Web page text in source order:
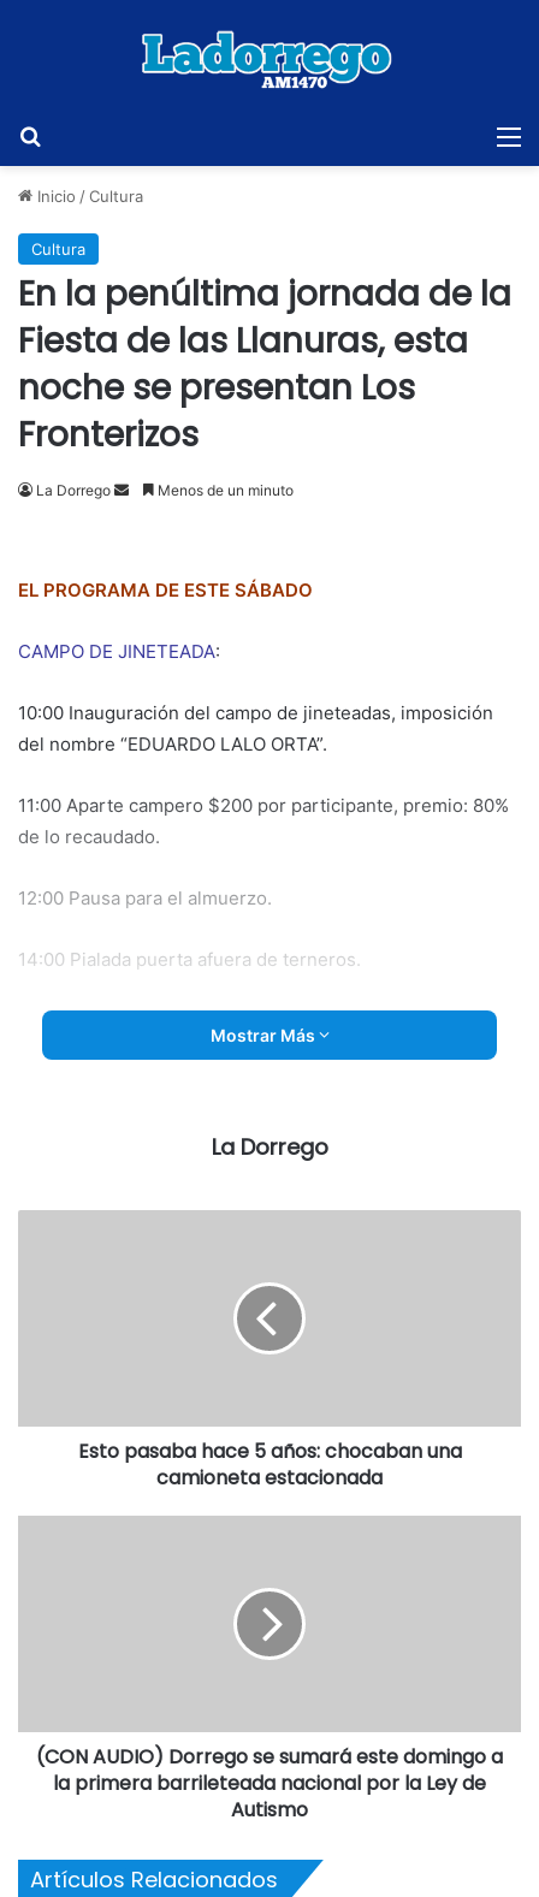
Inicio /Cultura
Cultura
En la penúltima jornada de la
Fiesta de las Llanuras, esta
noche se presentan Los
Fronterizos
La Dorrego
SendMenos de un minuto
EL PROGRAMA DE ESTE SÁBADO
CAMPO DE JINETEADA:
10:00 Inauguración del campo de jineteadas, imposición
del nombre “EDUARDO LALO ORTA”.
11:00 Aparte campero $200 por participante, premio: 80%
de lo recaudado.
12:00 Pausa para el almuerzo.
14:00 Pialada puerta afuera de terneros.
Equipo de 4 pialadores, $300 por participante
Primer premio: $15.000
16:30 JURA, ENTREVERO Y ENCIERRE DE TROPILLAS
19:00 Concentración de carrozas y carruajes.
Actuarán: cuerpo de baile de la peña nativista y la
presencia de los payadores: Santiago Vaquero Sánchez y
Cierre espectacular con “Los Fronterizos”.
Después de las 19 emitiráLA DORREGO.
Mostrar Más
La Dorrego
Esto pasaba hace 5 años: chocaban una
camioneta estacionada
(CON AUDIO) Dorrego se sumará este domingo a
la primera barrileteada nacional por la Ley de
Autismo
Artículos Relacionados